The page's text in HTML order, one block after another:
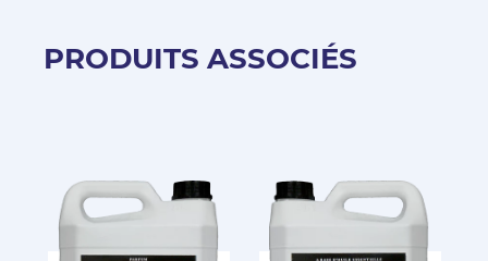
PRODUITS ASSOCIÉS